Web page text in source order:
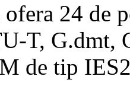
24 de
T, G.dmt,
de tip